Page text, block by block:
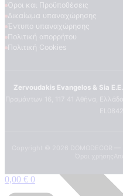
Όροι και Προϋποθέσεις
Δικαίωμα υπαναχώρησης
Έντυπο υπαναχώρησης
Πολιτική απορρήτου
Πολιτική Cookies
Zervoudakis Evangelos & Sia E.E.
0,00 € 0